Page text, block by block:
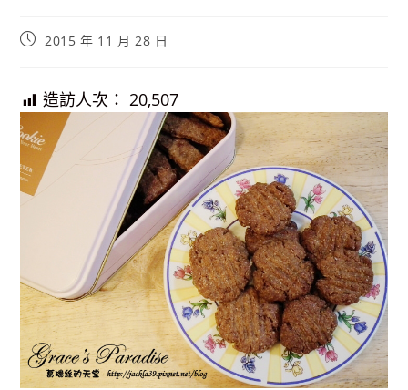
Post2015 年 11 月 28 日
造訪人次： 20,507